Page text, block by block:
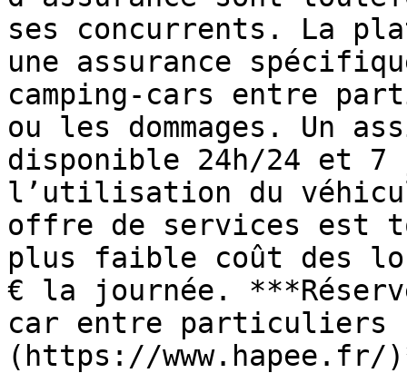
ses concurrents. La
une assurance
camping-cars entre
ou les dommages. Un
disponible 24h/24 et
l’utilisation du
offre de services est
plus faible coût des
€ la journée.
car entre particuliers
(https://www.hapee.fr/